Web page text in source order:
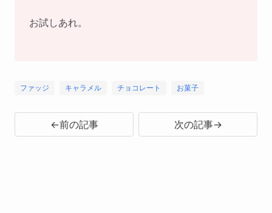
お試しあれ。
ファッジ キャラメル チョコレート お菓子
←前の記事 次の記事→